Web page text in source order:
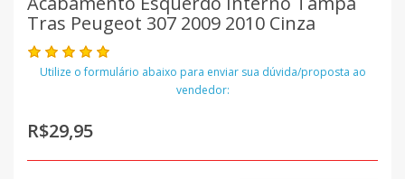
Tras Peugeot 307 2009 2010 Cinza
Utilize o formulário abaixo para enviar sua dúvida/proposta ao
vendedor:
R$29,95